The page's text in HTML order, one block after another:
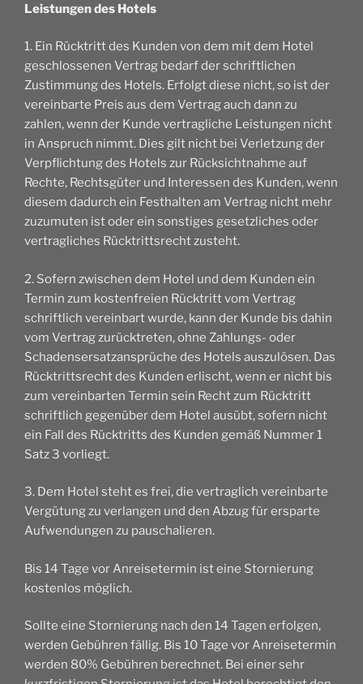
Leistungen des Hotels
1. Ein Rücktritt des Kunden von dem mit dem Hotel
geschlossenen Vertrag bedarf der schriftlichen
Zustimmung des Hotels. Erfolgt diese nicht, so ist der
vereinbarte Preis aus dem Vertrag auch dann zu
zahlen, wenn der Kunde vertragliche Leistungen nicht
in Anspruch nimmt. Dies gilt nicht bei Verletzung der
Verpflichtung des Hotels zur Rücksichtnahme auf
Rechte, Rechtsgüter und Interessen des Kunden, wenn
diesem dadurch ein Festhalten am Vertrag nicht mehr
zuzumuten ist oder ein sonstiges gesetzliches oder
vertragliches Rücktrittsrecht zusteht.
2. Sofern zwischen dem Hotel und dem Kunden ein
Termin zum kostenfreien Rücktritt vom Vertrag
schriftlich vereinbart wurde, kann der Kunde bis dahin
vom Vertrag zurücktreten, ohne Zahlungs- oder
Schadensersatzansprüche des Hotels auszulösen. Das
Rücktrittsrecht des Kunden erlischt, wenn er nicht bis
zum vereinbarten Termin sein Recht zum Rücktritt
schriftlich gegenüber dem Hotel ausübt, sofern nicht
ein Fall des Rücktritts des Kunden gemäß Nummer 1
Satz 3 vorliegt.
3. Dem Hotel steht es frei, die vertraglich vereinbarte
Vergütung zu verlangen und den Abzug für ersparte
Aufwendungen zu pauschalieren.
Bis 14 Tage vor Anreisetermin ist eine Stornierung
kostenlos möglich.
Sollte eine Stornierung nach den 14 Tagen erfolgen,
werden Gebühren fällig. Bis 10 Tage vor Anreisetermin
werden 80% Gebühren berechnet. Bei einer sehr